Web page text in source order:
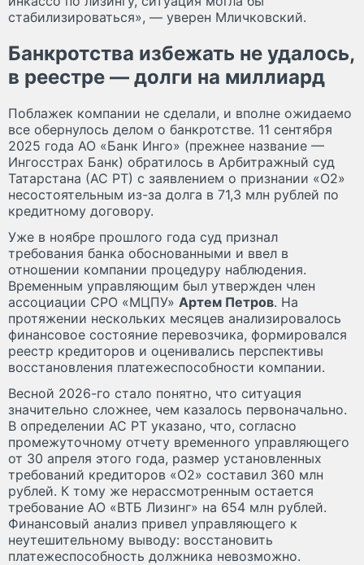
стабилизироваться», — уверен Мличковский.
Банкротства избежать не удалось,
в реестре — долги на миллиард
Поблажек компании не сделали, и вполне ожидаемо
все обернулось делом о банкротстве. 11 сентября
2025 года АО «Банк Инго» (прежнее название —
Ингосстрах Банк) обратилось в Арбитражный суд
Татарстана (АС РТ) с заявлением о признании «О2»
несостоятельным из-за долга в 71,3 млн рублей по
кредитному договору.
Уже в ноябре прошлого года суд признал
требования банка обоснованными и ввел в
отношении компании процедуру наблюдения.
Временным управляющим был утвержден член
ассоциации СРО «МЦПУ» Артем Петров. На
протяжении нескольких месяцев анализировалось
финансовое состояние перевозчика, формировался
реестр кредиторов и оценивались перспективы
восстановления платежеспособности компании.
Весной 2026-го стало понятно, что ситуация
значительно сложнее, чем казалось первоначально.
В определении АС РТ указано, что, согласно
промежуточному отчету временного управляющего
от 30 апреля этого года, размер установленных
требований кредиторов «О2» составил 360 млн
рублей. К тому же нерассмотренным остается
требование АО «ВТБ Лизинг» на 654 млн рублей.
Финансовый анализ привел управляющего к
неутешительному выводу: восстановить
платежеспособность должника невозможно.